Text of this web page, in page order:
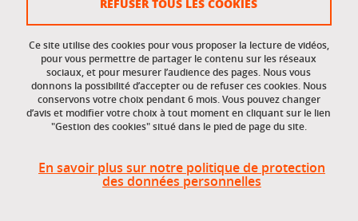
Accès réservés
Intranet des étudiants et des personnels
Ce site utilise des cookies pour vous proposer la lecture de vidéos,
pour vous permettre de partager le contenu sur les réseaux
sociaux, et pour mesurer l’audience des pages. Nous vous
donnons la possibilité d’accepter ou de refuser ces cookies. Nous
conservons votre choix pendant 6 mois. Vous pouvez changer
d’avis et modifier votre choix à tout moment en cliquant sur le lien
"Gestion des cookies" situé dans le pied de page du site.
En savoir plus sur notre politique de protection
des données personnelles
REFUSER TOUS LES COOKIES